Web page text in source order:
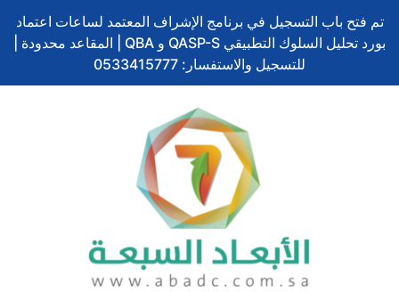
إلى
المحتوى
تم فتح باب التسجيل في برنامج الإشراف المعتمد لساعات اعتماد
بورد تحليل السلوك التطبيقي QASP-S و QBA | المقاعد محدودة |
للتسجيل والاستفسار: 0533415777